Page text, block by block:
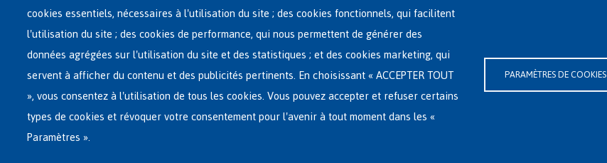
Siège central de Fedasil
Rue des Chartreux 21 , 1000 Bruxelles
E-mail : info@fedasil.be • T : +32-(0)2-213 44 11 • F : +32-(0)2-213 44 22
Vie privée, copyright et disclaimer
Déclaration d'accessibilité
Déclaration relative aux cookies
Paramètres de cookies
cookies essentiels, nécessaires à l'utilisation du site ; des cookies fonctionnels, qui facilitent
l'utilisation du site ; des cookies de performance, qui nous permettent de générer des
données agrégées sur l'utilisation du site et des statistiques ; et des cookies marketing, qui
servent à afficher du contenu et des publicités pertinents. En choisissant « ACCEPTER TOUT
», vous consentez à l'utilisation de tous les cookies. Vous pouvez accepter et refuser certains
types de cookies et révoquer votre consentement pour l'avenir à tout moment dans les «
Paramètres ».
PARAMÈTRES DE COOKIES